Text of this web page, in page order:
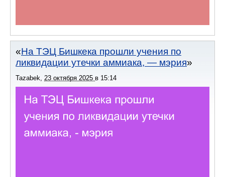
На ТЭЦ Бишкека прошли учения по
ликвидации утечки аммиака, — мэрия
Tazabek 23 октября 2025 в 15:14